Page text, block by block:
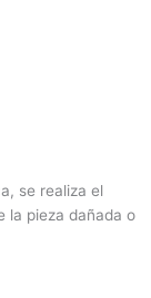
se realiza el
la pieza dañada o